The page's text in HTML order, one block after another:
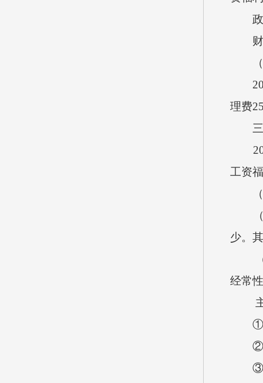
政府
财政
（
理费
三
工资
（
少。
经常
①
②
③